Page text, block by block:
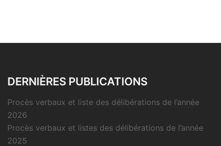
DERNIÈRES PUBLICATIONS
Procès verbaux et liste des délibérations de l’année
2026
Procès verbaux et listes des délibérations de l’année
2025